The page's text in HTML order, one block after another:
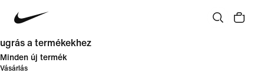
ugrás a termékekhez
Minden új termék
Vásárlás